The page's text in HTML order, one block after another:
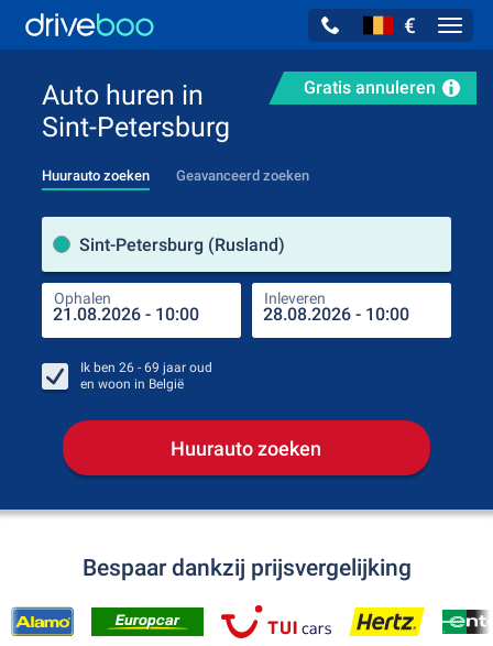
€
Gratis annuleren
Auto huren in
Sint-Petersburg
Huurauto zoeken Geavanceerd zoeken
Sint-Petersburg (Rusland)
Ophalen Inleveren
Ik ben 26 - 69 jaar oud
en woon in België
Huurauto zoeken
Bespaar dankzij prijsvergelijking